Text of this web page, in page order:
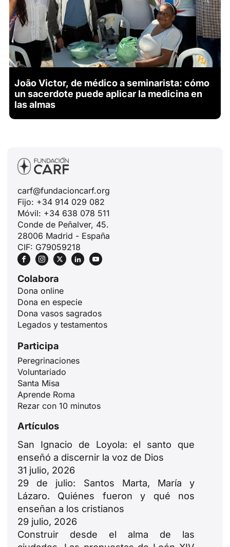
João Victor, de médico a seminarista: cómo
un sacerdote puede aplicar la medicina en
las almas
carf@fundacioncarf.org
Fijo: +34 914 029 082
Móvil: +34 638 078 511
Conde de Peñalver, 45.
28006 Madrid - España
CIF: G79059218
Colabora
Dona online
Dona en especie
Dona vasos sagrados
Legados y testamentos
Participa
Peregrinaciones
Voluntariado
Santa Misa
Aprende Roma
Rezar con 10 minutos
Artículos
San Ignacio de Loyola: el santo que
enseñó a discernir la voz de Dios
31 julio, 2026
29 de julio: Santos Marta, María y
Lázaro. Quiénes fueron y qué nos
enseñan a los cristianos
29 julio, 2026
Construir desde el alma de las